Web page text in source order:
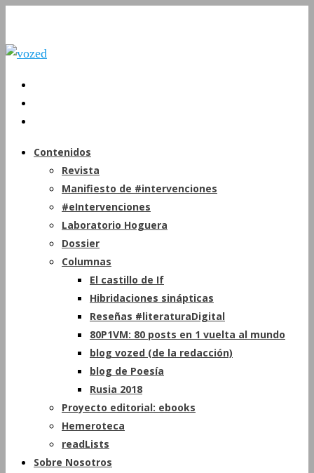
Contenidos
Revista
Manifiesto de #intervenciones
#eIntervenciones
Laboratorio Hoguera
Dossier
Columnas
El castillo de If
Hibridaciones sinápticas
Reseñas #literaturaDigital
80P1VM: 80 posts en 1 vuelta al mundo
blog vozed (de la redacción)
blog de Poesía
Rusia 2018
Proyecto editorial: ebooks
Hemeroteca
readLists
Sobre Nosotros